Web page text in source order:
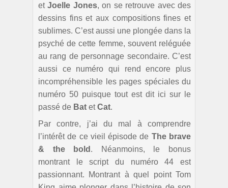
etJoelle Jones, on se retrouve avec des
dessins fins et aux compositions fines et
sublimes. C’est aussi une plongée dans la
psyché de cette femme, souvent reléguée
au rang de personnage secondaire. C’est
aussi ce numéro qui rend encore plus
incompréhensible les pages spéciales du
numéro 50 puisque tout est dit ici sur le
passé de Bat etCat.
Par contre, j’ai du mal à comprendre
l’intérêt de ce vieil épisode de The brave
& the bold . Néanmoins, le bonus
montrant le script du numéro 44 est
passionnant. Montrant à quel point Tom